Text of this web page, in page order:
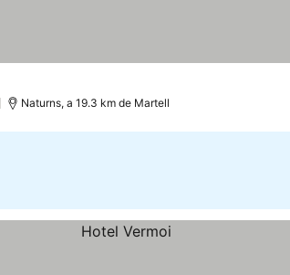
Naturns, a 19.3 km de Martell